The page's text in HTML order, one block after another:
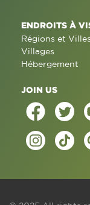
ENDROITS À
Régions et Villes
Villages
Hébergement
JOIN US